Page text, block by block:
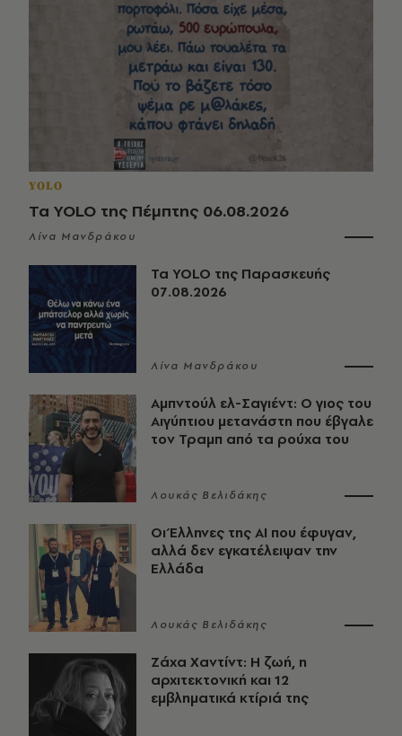
YOLO
Τα YOLO της Πέμπτης 06.08.2026
Λίνα Μανδράκου
Τα YOLO της Παρασκευής
07.08.2026
Λίνα Μανδράκου
Αμπντούλ ελ-Σαγιέντ: Ο γιος του
Αιγύπτιου μετανάστη που έβγαλε
τον Τραμπ από τα ρούχα του
Λουκάς Βελιδάκης
Οι Έλληνες της ΑΙ που έφυγαν,
αλλά δεν εγκατέλειψαν την
Ελλάδα
Λουκάς Βελιδάκης
Ζάχα Χαντίντ: Η ζωή, η
αρχιτεκτονική και 12
εμβληματικά κτίριά της